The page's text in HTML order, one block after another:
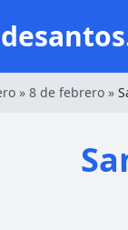
» 8 de febrero »